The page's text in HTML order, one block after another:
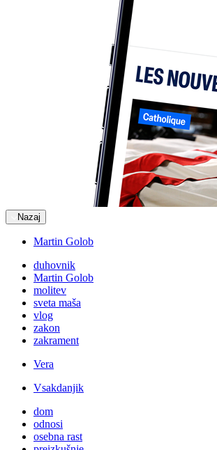
Nazaj
Martin Golob
duhovnik
Martin Golob
molitev
sveta maša
vlog
zakon
zakrament
Vera
Vsakdanjik
dom
odnosi
osebna rast